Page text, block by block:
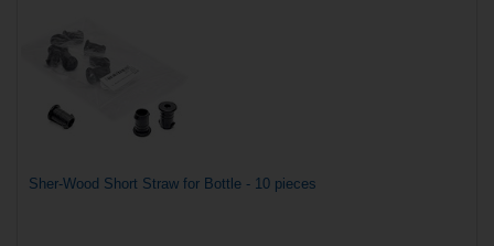
Sher-Wood Short Straw for Bottle - 10 pieces